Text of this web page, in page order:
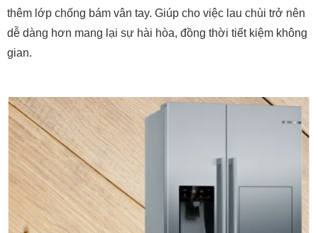
thêm lớp chống bám vân tay. Giúp cho việc lau chùi trở nên
dễ dàng hơn mang lại sự hài hòa, đồng thời tiết kiệm không
gian.